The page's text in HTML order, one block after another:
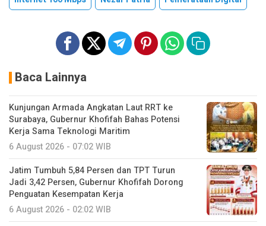
Baca Lainnya
Kunjungan Armada Angkatan Laut RRT ke
Surabaya, Gubernur Khofifah Bahas Potensi
Kerja Sama Teknologi Maritim
6 August 2026 - 07:02 WIB
Jatim Tumbuh 5,84 Persen dan TPT Turun
Jadi 3,42 Persen, Gubernur Khofifah Dorong
Penguatan Kesempatan Kerja
6 August 2026 - 02:02 WIB